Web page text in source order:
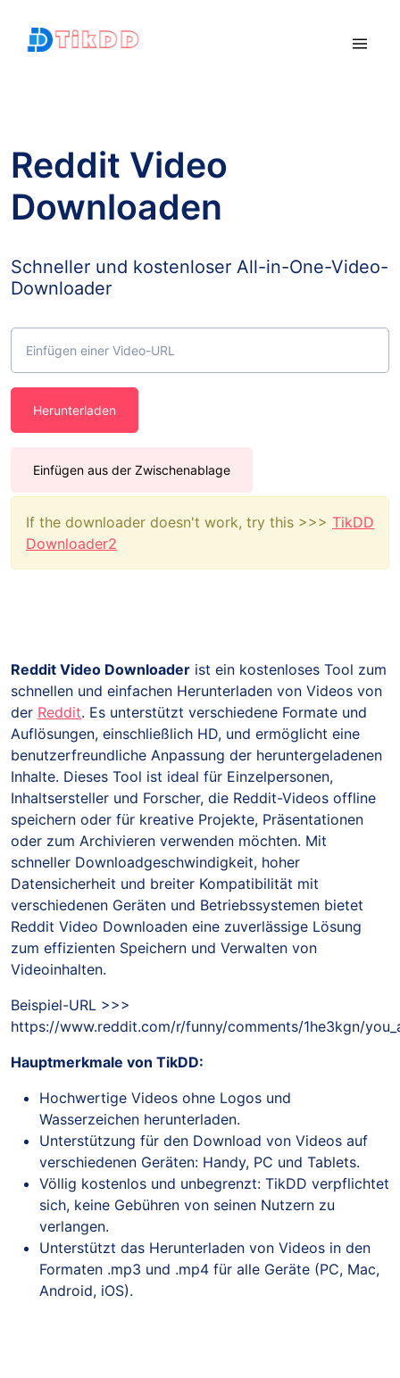
Reddit Video
Downloaden
Schneller und kostenloser All-in-One-Video-
Downloader
Herunterladen
Einfügen aus der Zwischenablage
If the downloader doesn't work, try this >>> TikDD
Downloader2
Reddit Video Downloader ist ein kostenloses Tool zum
schnellen und einfachen Herunterladen von Videos von
der Reddit. Es unterstützt verschiedene Formate und
Auflösungen, einschließlich HD, und ermöglicht eine
benutzerfreundliche Anpassung der heruntergeladenen
Inhalte. Dieses Tool ist ideal für Einzelpersonen,
Inhaltsersteller und Forscher, die Reddit-Videos offline
speichern oder für kreative Projekte, Präsentationen
oder zum Archivieren verwenden möchten. Mit
schneller Downloadgeschwindigkeit, hoher
Datensicherheit und breiter Kompatibilität mit
verschiedenen Geräten und Betriebssystemen bietet
Reddit Video Downloaden eine zuverlässige Lösung
zum effizienten Speichern und Verwalten von
Videoinhalten.
Beispiel-URL >>>
https://www.reddit.com/r/funny/comments/1he3kgn/
Hauptmerkmale von TikDD:
Hochwertige Videos ohne Logos und
Wasserzeichen herunterladen.
Unterstützung für den Download von Videos auf
verschiedenen Geräten: Handy, PC und Tablets.
Völlig kostenlos und unbegrenzt: TikDD verpflichtet
sich, keine Gebühren von seinen Nutzern zu
verlangen.
Unterstützt das Herunterladen von Videos in den
Formaten .mp3 und .mp4 für alle Geräte (PC, Mac,
Android, iOS).